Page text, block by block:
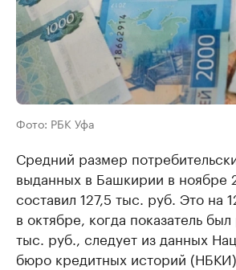
Фото: РБК Уфа
Средний размер
выданных в Башкирии в ноябре
составил 127,5 тыс. руб. Это на
в октябре, когда показатель
тыс. руб., следует из данных
бюро кредитных историй